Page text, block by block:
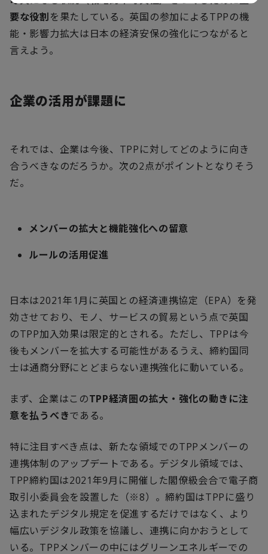
要な役割を果たしている。英国の参加によるTPPの機
能・影響力拡大は日本の経済安保の強化につながると
言えよう。
企業の活用が課題に
それでは、企業は今後、 TPPに対してどのように向き
合うべきなのだろうか。次の2点がポイントとなりそう
だ。
メンバーの拡大と機能強化への留意
ルールの活用促進
日本は2021年1月に英国との経済連携協定（EPA）を発
効させており、モノ、サービスの貿易という点で英国
のTPP加入効果は限定的とされる。ただし、 TPPは今
後もメンバーを拡大する可能性があるうえ、締約国同
士は通商分野にとどまらない連携強化に動いている。
まず、企業はこのTPP経済圏の拡大・強化の動きに注
意を払うべきである。
特に注目すべき点は、新たな領域でのTPPメンバーの
連携体制のアップデートである。デジタル領域では、
TPP締約国は2021年9月に開催した閣僚級会合で電子商
取引小委員会を設置した（※8）。締約国はTPPに盛り
込まれたデジタル規定を促進するだけではなく、より
幅広いデジタル政策を協議し、連携に向かおうとして
いる。 TPPメンバーの中にはグリーンエネルギーでの